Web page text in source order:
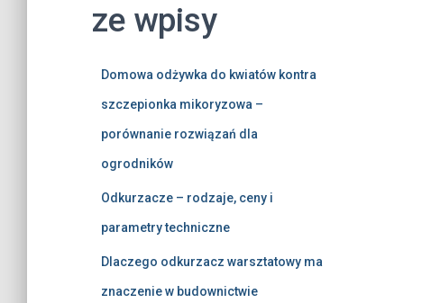
ze wpisy
Domowa odżywka do kwiatów kontra
szczepionka mikoryzowa –
porównanie rozwiązań dla
ogrodników
Odkurzacze – rodzaje, ceny i
parametry techniczne
Dlaczego odkurzacz warsztatowy ma
znaczenie w budownictwie